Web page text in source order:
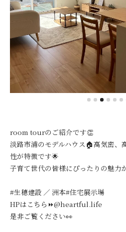
room tourのご紹介です👏
淡路市浦のモデルハウス🏠高気密、
性が特徴です🌟
子育て世代の皆様にぴったりの魅力
#生穂建設 ／ 洲本#住宅展示場
HPはこちら⏩@heartful.life
是非ご覧ください👀